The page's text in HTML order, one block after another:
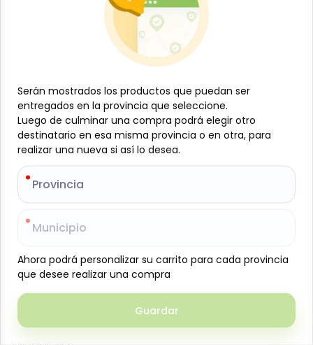
B-JAM-001-1325
-
Añadir al carrito
Corte firme y sabroso de res importada,
cuidadosamente seleccionado por su textura y
preparaciones al horno, aporta jugosidad y
convierte en un aliado ideal para comidas familiares
o recetas especiales del día a día. Muy rendidor,
permite disfrutar de porciones generosas sin
sacrificar calidad ni sabor. Disponible en
presentación de 1 kg, listo para llevar la mejor carne
Serán mostrados los productos que puedan ser
entregados en la provincia que seleccione.
Luego de culminar una compra podrá elegir otro
destinatario en esa misma provincia o en otra, para
realizar una nueva si así lo desea.
Provincia
Municipio
Ahora podrá personalizar su carrito para cada provincia
que desee realizar una compra
Guardar
Serán mostrados los productos que puedan ser
entregados en la provincia que seleccione.
Luego de culminar una compra podrá elegir otro
destinatario en esa misma provincia o en otra, para
realizar una nueva si así lo desea.
Provincia
Municipio
Ahora podrá personalizar su carrito para cada provincia
que desee realizar una compra
Guardar